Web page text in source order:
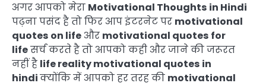
अगर आपको मेरा Motivational Thoughts in Hindi
पढ़ना पसंद है तो फिर आप इंटरनेट पर motivational
quotes on lifeऔर motivational quotes for
lifeसर्च करते है तो आपको कही और जाने की जरूरत
नहीं है life reality motivational quotes in
hindiक्योंकि में आपको हर तरह की motivational